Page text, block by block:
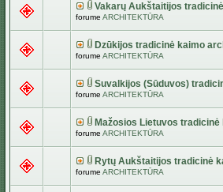
Vakarų Aukštaitijos
forume ARCHITEKTŪRA
Dzūkijos tradicinė kaimo
forume ARCHITEKTŪRA
Suvalkijos (Sūduvos)
forume ARCHITEKTŪRA
Mažosios Lietuvos
forume ARCHITEKTŪRA
Rytų Aukštaitijos tradicinė
forume ARCHITEKTŪRA